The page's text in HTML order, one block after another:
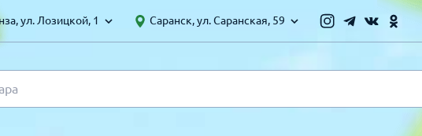
ул. Лозицкой, 1 Саранск, ул. Саранская, 59